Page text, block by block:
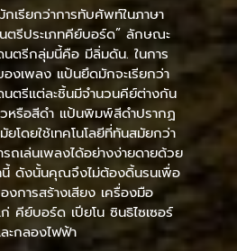
กเรียกว่าการทับศัพท์ในภาษา
ตรีประเภทคีย์บอร์ด” ลักษณะ
นตรีกลุ่มนี้คือ มีลิ่มดัน. ในการ
องเพลง แป้นยึดมักจะเรียกว่า
ตรีแต่ละชิ้นมีจำนวนคีย์ต่างกัน
หรือสีดำ แป้นพิมพ์สีดำปรากฏ
ยโดยใช้เทคโนโลยีที่ทันสมัยกว่า
ถเล่นเพลงได้อย่างง่ายดายด้วย
นี้ ดังนั้นคุณจึงไม่ต้องดิ้นรนเพื่อ
งการสร้างเสียง เครื่องมือ
คีย์บอร์ด เปียโน ซินธิไซเซอร์
ะกลองไฟฟ้า